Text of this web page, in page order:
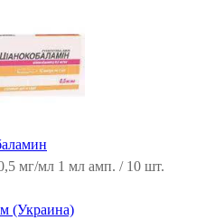
мг/мл 1 мл амп. / 10 шт.
(Украина)